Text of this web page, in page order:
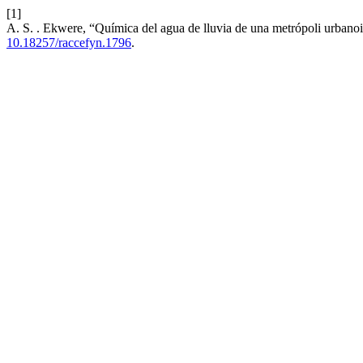
[1]
A. S. . Ekwere, “Química del agua de lluvia de una metrópoli
10.18257/raccefyn.1796.